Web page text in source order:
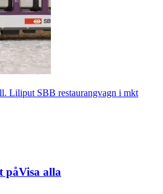
Liliput SBB restaurangvagn i mkt
påVisa alla